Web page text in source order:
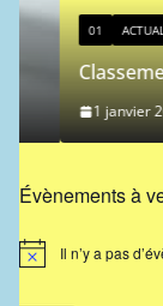
ACTUALITÉS
Classement
1 janvier 2026
Évènements à
N
Il n’y a pas